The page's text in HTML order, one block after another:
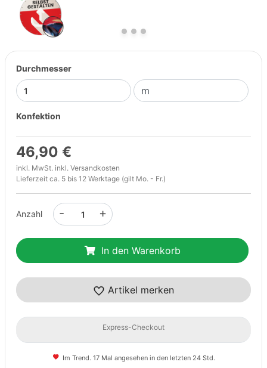
Durchmesser
Konfektion
46,90 €
inkl. MwSt. inkl. Versandkosten
Lieferzeit ca. 5 bis 12 Werktage (gilt Mo. - Fr.)
Anzahl +
-
In den Warenkorb
Artikel merken
Express-Checkout
Im Trend. 17 Mal angesehen in den letzten 24 Std.